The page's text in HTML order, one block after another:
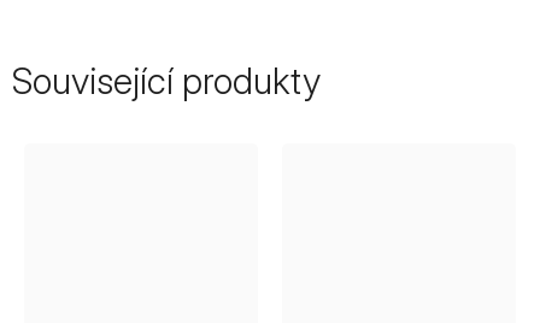
Související produkty